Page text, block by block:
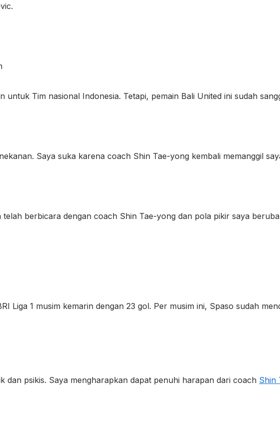
untuk Tim nasional Indonesia. Tetapi, pemain Bali United ini sudah
Saya suka karena coach Shin Tae-yong kembali memanggil
telah berbicara dengan coach Shin Tae-yong dan pola pikir saya
Liga 1 musim kemarin dengan 23 gol. Per musim ini, Spaso sudah
dan psikis. Saya mengharapkan dapat penuhi harapan dari coach Shin